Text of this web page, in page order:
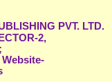
PVT. LTD.
2,